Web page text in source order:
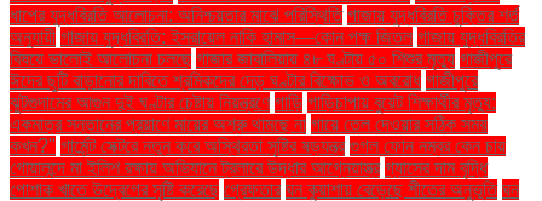
ধাপের যুদ্ধবিরতি আলোচনা: অনিশ্চয়তার মাঝে পরিস্থিতি গাজায় যুদ্ধবিরতি চুক্তির শর্ত
অনুযায়ী গাজায় যুদ্ধবিরতি: ইসরায়েল নাকি হামাস—কোন পক্ষ জিতল গাজায় যুদ্ধবিরতির
বিষয়ে ভালোই আলোচনা চলছে গাজার জাবালিয়ায় ৪৮ ঘণ্টায় ৫০ শিশুর মৃত্যু গাজীপুরে
ঈদের ছুটি বাড়ানোর দাবিতে শ্রমিকদের দেড় ঘণ্টার বিক্ষোভ ও অবরোধ গাজীপুরে
ঝুটগুদামের আগুন দুই ঘণ্টার চেষ্টায় নিয়ন্ত্রণে গাড়ি গাড়িচাপায় বুয়েট শিক্ষার্থীর মৃত্যু:
একমাত্র সন্তানের প্রয়াণে মায়ের অশ্রু থামছে না গায়ে তেল দেওয়ার সঠিক সময়
কখন?" গার্মেন্ট সেক্টরে নতুন করে অস্থিরতা সৃষ্টির ষড়যন্ত্র গুগল ফোন নম্বর কেন চায়
গোয়ালন্দে মা ইলিশ রক্ষায় অভিযানে ট্রলারে উদ্ধার আগ্নেয়াস্ত্র গ্যাসের দাম বৃদ্ধি
পোশাক খাতে উদ্বেগের সৃষ্টি করেছে গ্রেফতার ঘন কুয়াশায় বেড়েছে শীতের অনুভূতি ঘন